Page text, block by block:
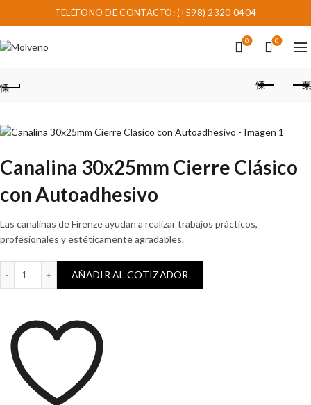
TELÉFONO DE CONTACTO:(+598) 2320 0404
0 0
Canalina 30x25mm Cierre Clásico
con Autoadhesivo
Las canalinas de Firenze ayudan a realizar trabajos prácticos,
profesionales y estéticamente agradables.
Canalina 30x25mm Cierre Clásico con Autoadhesivo cantidad
AÑADIR AL COTIZADOR